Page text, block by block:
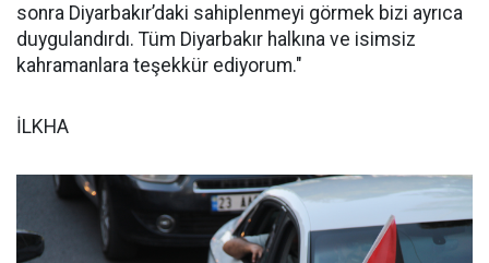
sonra Diyarbakır’daki sahiplenmeyi görmek bizi ayrıca
duygulandırdı. Tüm Diyarbakır halkına ve isimsiz
kahramanlara teşekkür ediyorum."
İLKHA